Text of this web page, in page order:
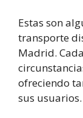
Estas son
transporte
Madrid.
ofreciendo
sus usuarios.